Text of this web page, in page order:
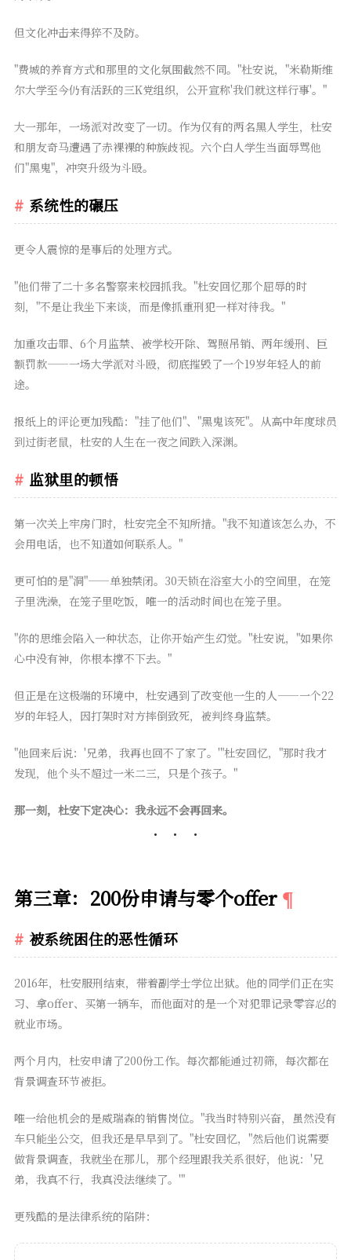
但文化冲击来得猝不及防。
"费城的养育方式和那里的文化氛围截然不同。"杜安说，"米勒斯维
尔大学至今仍有活跃的三K党组织，公开宣称'我们就这样行事'。"
大一那年，一场派对改变了一切。作为仅有的两名黑人学生，杜安
和朋友奇马遭遇了赤裸裸的种族歧视。六个白人学生当面辱骂他
们"黑鬼"，冲突升级为斗殴。
系统性的碾压
更令人震惊的是事后的处理方式。
"他们带了二十多名警察来校园抓我。"杜安回忆那个屈辱的时
刻，"不是让我坐下来谈，而是像抓重刑犯一样对待我。"
加重攻击罪、6个月监禁、被学校开除、驾照吊销、两年缓刑、巨
额罚款——一场大学派对斗殴，彻底摧毁了一个19岁年轻人的前
途。
报纸上的评论更加残酷："挂了他们"、"黑鬼该死"。从高中年度球员
到过街老鼠，杜安的人生在一夜之间跌入深渊。
监狱里的顿悟
第一次关上牢房门时，杜安完全不知所措。"我不知道该怎么办，不
会用电话，也不知道如何联系人。"
更可怕的是"洞"——单独禁闭。30天锁在浴室大小的空间里，在笼
子里洗澡，在笼子里吃饭，唯一的活动时间也在笼子里。
"你的思维会陷入一种状态，让你开始产生幻觉。"杜安说，"如果你
心中没有神，你根本撑不下去。"
但正是在这极端的环境中，杜安遇到了改变他一生的人——一个22
岁的年轻人，因打架时对方摔倒致死，被判终身监禁。
"他回来后说：'兄弟，我再也回不了家了。'"杜安回忆，"那时我才
发现，他个头不超过一米二三，只是个孩子。"
那一刻，杜安下定决心：我永远不会再回来。
第三章：200份申请与零个offer
被系统困住的恶性循环
2016年，杜安服刑结束，带着副学士学位出狱。他的同学们正在实
习、拿offer、买第一辆车，而他面对的是一个对犯罪记录零容忍的
就业市场。
两个月内，杜安申请了200份工作。每次都能通过初筛，每次都在
背景调查环节被拒。
唯一给他机会的是威瑞森的销售岗位。"我当时特别兴奋，虽然没有
车只能坐公交，但我还是早早到了。"杜安回忆，"然后他们说需要
做背景调查，我就坐在那儿，那个经理跟我关系很好，他说：'兄
弟，我真不行，我真没法继续了。'"
更残酷的是法律系统的陷阱：